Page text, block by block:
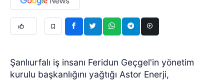
Şanlıurfalı iş insanı Feridun Geçgel'in yönetim
kurulu başkanlığını yağtığı Astor Enerji,